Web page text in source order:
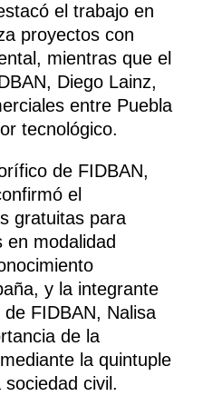
el trabajo en
proyectos con
mientras que el
Diego Lainz,
entre Puebla
tecnológico.
de FIDBAN,
el
gratuitas para
en modalidad
y la integrante
FIDBAN, Nalisa
de la
la quintuple
civil.